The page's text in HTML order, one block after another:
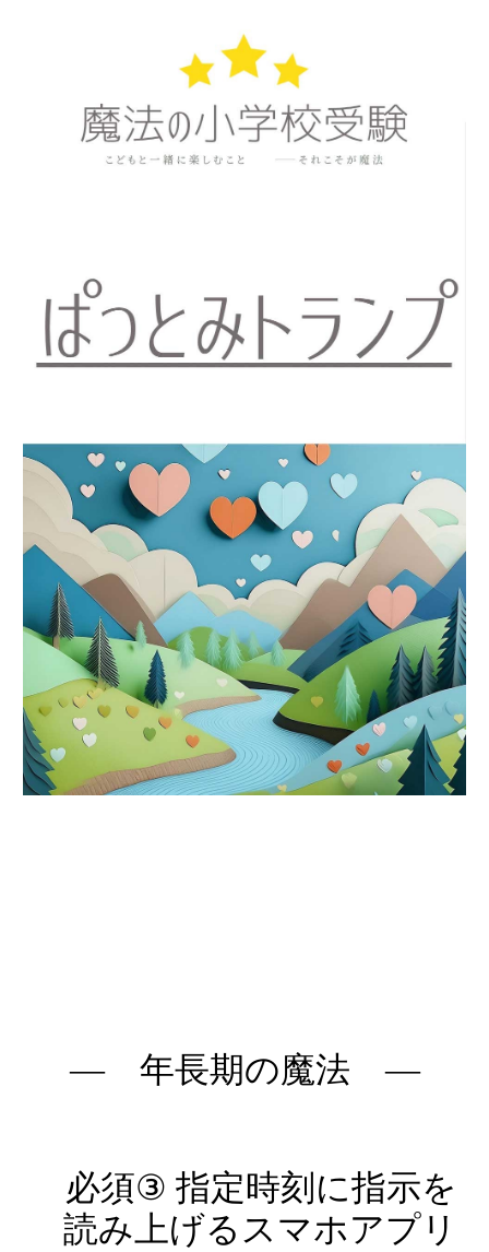
― 年長期の魔法 ―
必須③ 指定時刻に指示を
読み上げるスマホアプリ